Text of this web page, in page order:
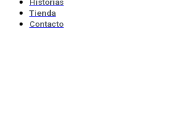
Tienda
Contacto